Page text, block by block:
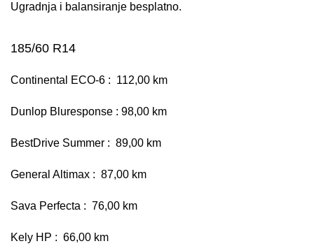
Ugradnja i balansiranje besplatno.
185/60 R14
Continental ECO-6 : 112,00 km
Dunlop Bluresponse : 98,00 km
BestDrive Summer : 89,00 km
General Altimax : 87,00 km
Sava Perfecta : 76,00 km
Kely HP : 66,00 km